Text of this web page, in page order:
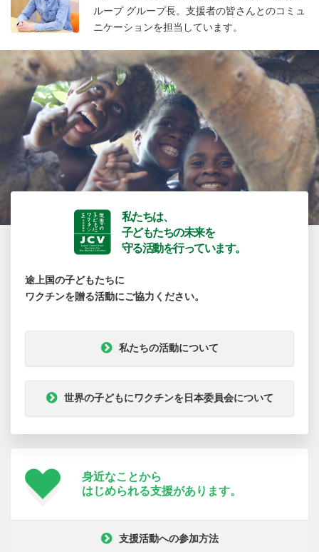
ループ グループ長。支援者の皆さんとのコミュ
ニケーションを担当しています。
私たちは、
子どもたちの未来を
守る活動を行っています。
途上国の子どもたちに
ワクチンを贈る活動にご協力ください。
私たちの活動について
世界の子どもにワクチンを日本委員会について
身近なことから
はじめられる支援があります。
支援活動への参加方法